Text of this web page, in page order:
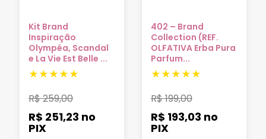
Kit Brand
Inspiração
Olympéa, Scandal
e La Vie Est Belle ...
R$259,00
R$ 251,23 no
PIX
402 – Brand
Collection (REF.
OLFATIVA Erba Pura
Parfum...
R$199,00
R$ 193,03 no
PIX